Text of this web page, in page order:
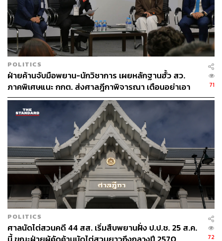
POLITICS
ฝ่ายค้านจับมือพยาน-นักวิชาการ เผยหลักฐานฮั้ว สว.
ภาคพิเศษแนะ กกต. ส่งศาลฎีกาพิจารณา เตือนอย่าเอา
ตัวเป็นตู้รับกระสุนแทน
71
POLITICS
ศาลนัดไต่สวนคดี 44 สส. เริ่มสืบพยานฝั่ง ป.ป.ช. 25 ส.ค.
72